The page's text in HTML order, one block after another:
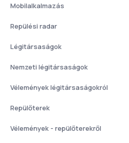
Mobilalkalmazás
Repülési radar
Légitársaságok
Nemzeti légitársaságok
Vélemények légitársaságokról
Repülőterek
Vélemények - repülőterekről